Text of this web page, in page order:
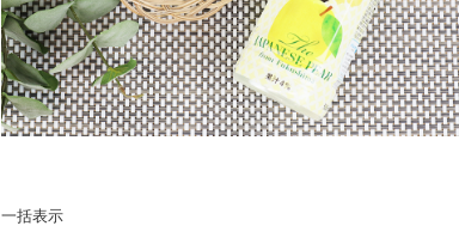
一括表示